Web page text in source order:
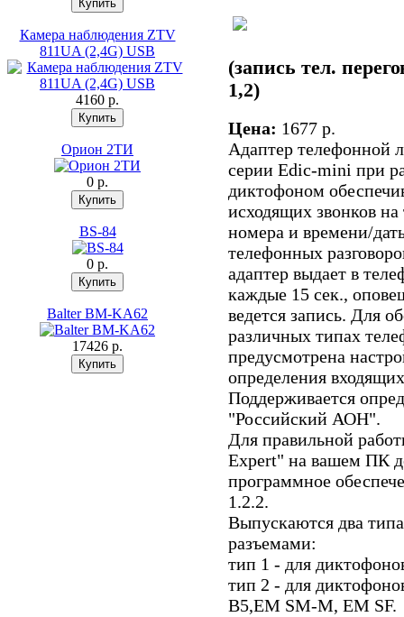
Камера наблюдения ZTV
811UA (2,4G) USB
4160 p.
Орион 2ТИ
0 p.
BS-84
0 p.
Balter BM-KA62
17426 p.
(запись тел.
1,2)
Цена: 1677 p.
Адаптер телефонной
серии Edic-mini при
диктофоном
исходящих звонков
номера и времени/
телефонных
адаптер выдает в
каждые 15 сек.,
ведется запись. Для
различных типах
предусмотрена
определения
Поддерживается
"Российский АОН".
Для правильной
Expert" на вашем ПК
программное
1.2.2.
Выпускаются два
разъемами:
тип 1 - для
тип 2 - для
В5,ЕМ SM-M, EM SF.